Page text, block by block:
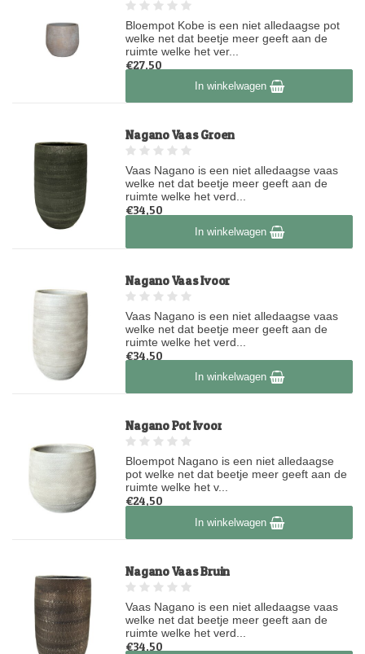
Bloempot Kobe is een niet alledaagse pot
welke net dat beetje meer geeft aan de
ruimte welke het ver...
€27,50
Op voorraadIn winkelwagen
Nagano Vaas Groen
Vaas Nagano is een niet alledaagse vaas
welke net dat beetje meer geeft aan de
ruimte welke het verd...
€34,50
Op voorraadIn winkelwagen
Nagano Vaas Ivoor
Vaas Nagano is een niet alledaagse vaas
welke net dat beetje meer geeft aan de
ruimte welke het verd...
€34,50
Op voorraadIn winkelwagen
Nagano Pot Ivoor
Bloempot Nagano is een niet alledaagse
pot welke net dat beetje meer geeft aan de
ruimte welke het v...
€24,50
Op voorraadIn winkelwagen
Nagano Vaas Bruin
Vaas Nagano is een niet alledaagse vaas
welke net dat beetje meer geeft aan de
ruimte welke het verd...
€34,50